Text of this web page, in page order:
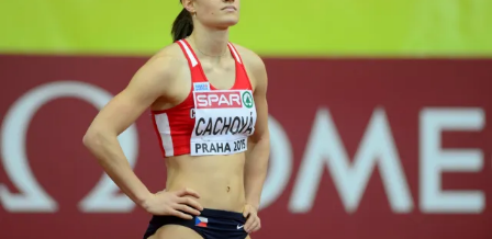
DALŠÍ SPORTY
Americký fotbal
Baseball a softbal
Basketbal
NEPŘEHLÉDNĚTE
Soutěže
Historické návraty